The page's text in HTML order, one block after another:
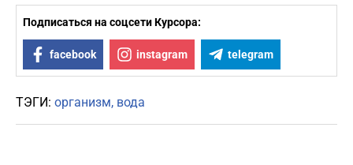
Подписаться на соцсети Курсора:
facebook instagram telegram
ТЭГИ: организм вода